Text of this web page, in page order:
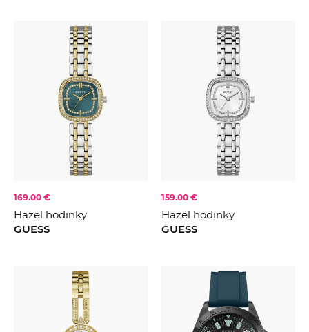
169.00 €
Hazel hodinky
GUESS
159.00 €
Hazel hodinky
GUESS